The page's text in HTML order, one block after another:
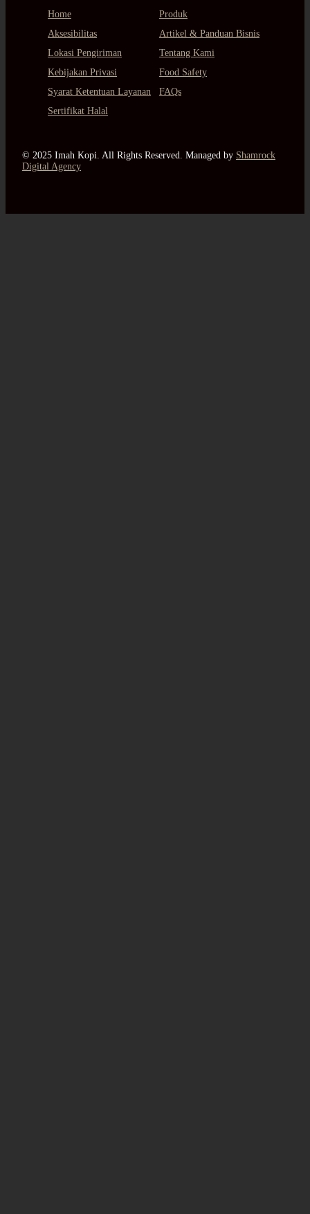
Home
Produk
Aksesibilitas
Artikel & Panduan Bisnis
Lokasi Pengiriman
Tentang Kami
Kebijakan Privasi
Food Safety
Syarat Ketentuan Layanan
FAQs
Sertifikat Halal
© 2025 Imah Kopi. All Rights Reserved. Managed by Shamrock
Digital Agency